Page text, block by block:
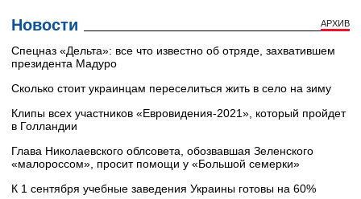
Новости АРХИВ
Cпецназ «Дельта»: все что известно об отряде, захватившем
президента Мадуро
Сколько стоит украинцам переселиться жить в село на зиму
Клипы всех участников «Евровидения-2021», который пройдет
в Голландии
Глава Николаевского облсовета, обозвавшая Зеленского
«малороссом», просит помощи у «Большой семерки»
К 1 сентября учебные заведения Украины готовы на 60%